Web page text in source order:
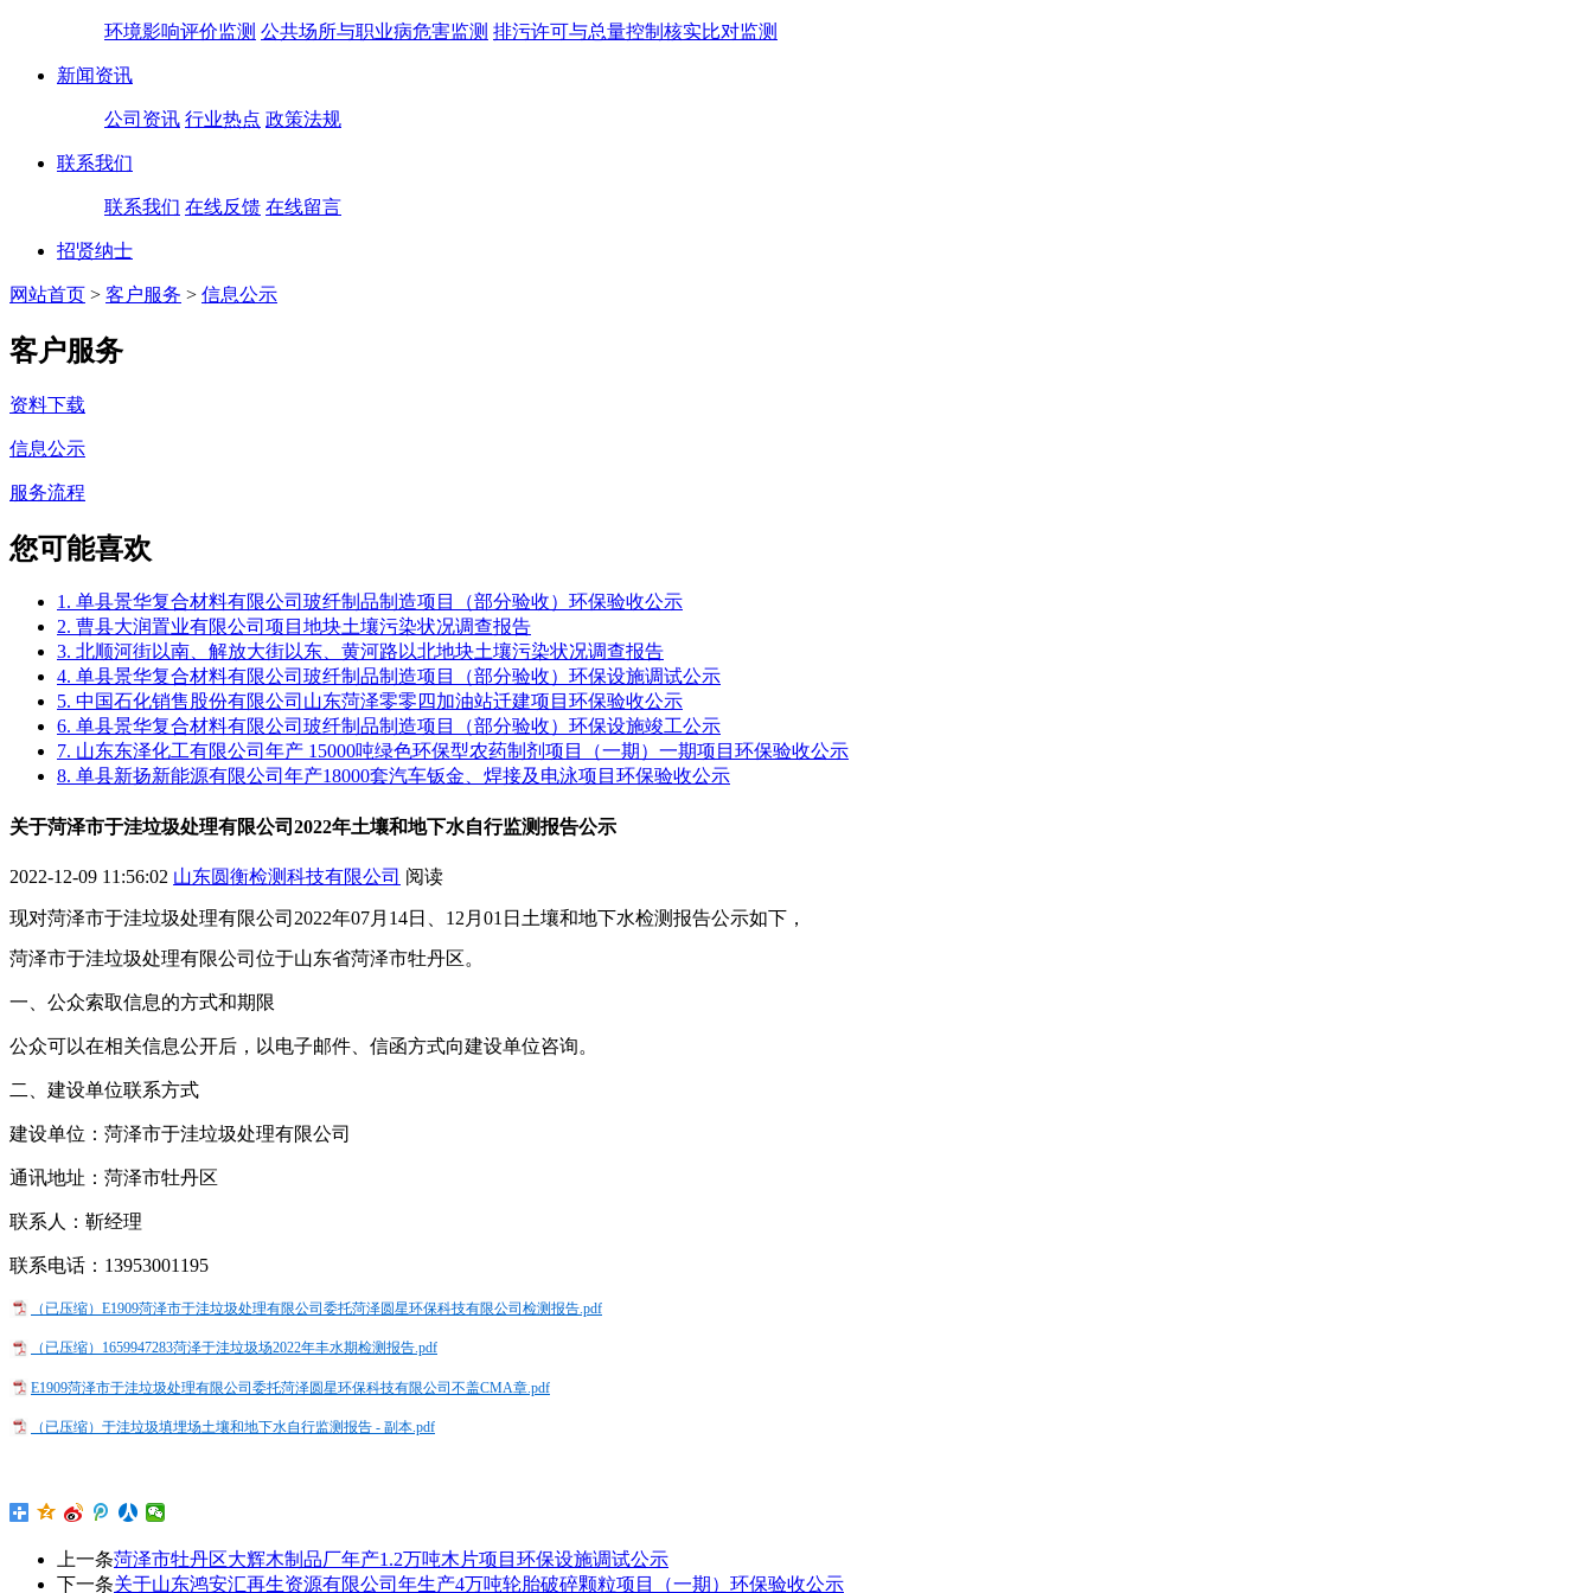
环境影响评价监测 公共场所与职业病危害监测 排污许可与总量控制核实比对监测
新闻资讯
公司资讯 行业热点 政策法规
联系我们
联系我们 在线反馈 在线留言
招贤纳士
网站首页 > 客户服务 > 信息公示
客户服务
资料下载
信息公示
服务流程
您可能喜欢
1. 单县景华复合材料有限公司玻纤制品制造项目（部分验收）环保验收公示
2. 曹县大润置业有限公司项目地块土壤污染状况调查报告
3. 北顺河街以南、解放大街以东、黄河路以北地块土壤污染状况调查报告
4. 单县景华复合材料有限公司玻纤制品制造项目（部分验收）环保设施调试公示
5. 中国石化销售股份有限公司山东菏泽零零四加油站迁建项目环保验收公示
6. 单县景华复合材料有限公司玻纤制品制造项目（部分验收）环保设施竣工公示
7. 山东东泽化工有限公司年产 15000吨绿色环保型农药制剂项目（一期）一期项目环保验收公示
8. 单县新扬新能源有限公司年产18000套汽车钣金、焊接及电泳项目环保验收公示
关于菏泽市于洼垃圾处理有限公司2022年土壤和地下水自行监测报告公示
2022-12-09 11:56:02 山东圆衡检测科技有限公司 阅读
现对菏泽市于洼垃圾处理有限公司 2022年07月 14日、12月01日土壤和地下水检测报告公示如下，
菏泽市于洼垃圾处理有限公司 位于山东省菏泽市牡丹区。
一 、公众索取信息的方式和期限
公众可以在相关信息公开后，以电子邮件、信函方式向建设单位咨询。
二 、建设单位联系方式
建设单位： 菏泽市于洼垃圾处理有限公司
通讯地址： 菏泽市牡丹区
联系人 ：靳经理
联系电话 ：13953001195
（已压缩）E1909菏泽市于洼垃圾处理有限公司委托菏泽圆星环保科技有限公司检测报告.pdf
（已压缩）1659947283菏泽于洼垃圾场2022年丰水期检测报告.pdf
E1909菏泽市于洼垃圾处理有限公司委托菏泽圆星环保科技有限公司不盖CMA章.pdf
（已压缩）于洼垃圾填埋场土壤和地下水自行监测报告 - 副本.pdf
上一条菏泽市牡丹区大辉木制品厂年产1.2万吨木片项目环保设施调试公示
下一条关于山东鸿安汇再生资源有限公司年生产4万吨轮胎破碎颗粒项目（一期）环保验收公示